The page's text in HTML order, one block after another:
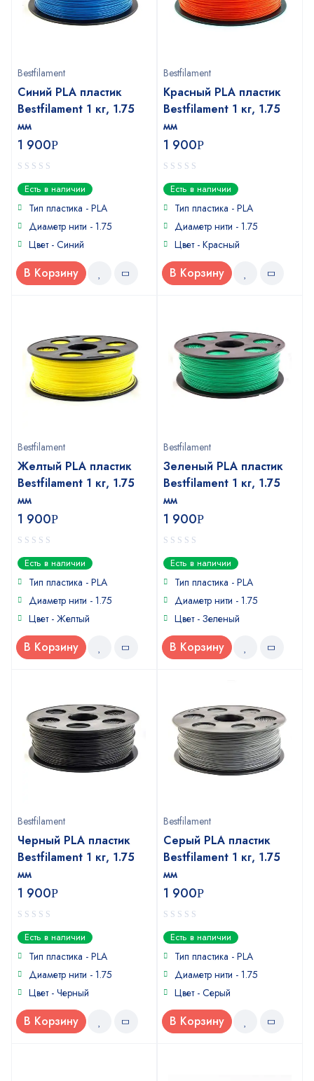
Bestfilament
Синий PLA пластик
Bestfilament 1 кг, 1.75
мм
1 900Р
0
out
of
Есть в наличии
Тип пластика - PLA
Диаметр нити - 1.75
Цвет - Синий
В Корзину
Bestfilament
Красный PLA пластик
Bestfilament 1 кг, 1.75
мм
1 900Р
0
out
of
Есть в наличии
Тип пластика - PLA
Диаметр нити - 1.75
Цвет - Красный
В Корзину
Bestfilament
Желтый PLA пластик
Bestfilament 1 кг, 1.75
мм
1 900Р
0
out
of
Есть в наличии
Тип пластика - PLA
Диаметр нити - 1.75
Цвет - Желтый
В Корзину
Bestfilament
Зеленый PLA пластик
Bestfilament 1 кг, 1.75
мм
1 900Р
0
out
of
Есть в наличии
Тип пластика - PLA
Диаметр нити - 1.75
Цвет - Зеленый
В Корзину
Bestfilament
Черный PLA пластик
Bestfilament 1 кг, 1.75
мм
1 900Р
0
out
of
Есть в наличии
Тип пластика - PLA
Диаметр нити - 1.75
Цвет - Черный
В Корзину
Bestfilament
Серый PLA пластик
Bestfilament 1 кг, 1.75
мм
1 900Р
0
out
of
Есть в наличии
Тип пластика - PLA
Диаметр нити - 1.75
Цвет - Серый
В Корзину